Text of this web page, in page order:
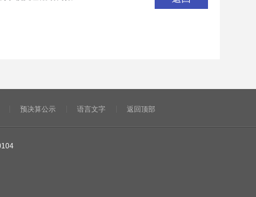
预决算公示 语言文字 返回顶部